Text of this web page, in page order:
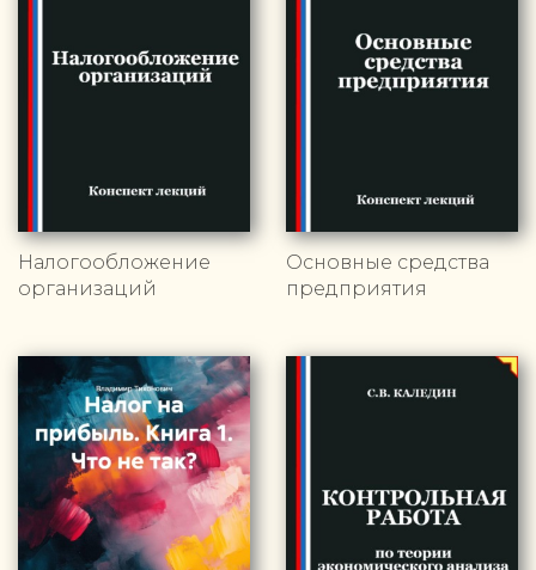
Налогообложение
организаций
Основные средства
предприятия